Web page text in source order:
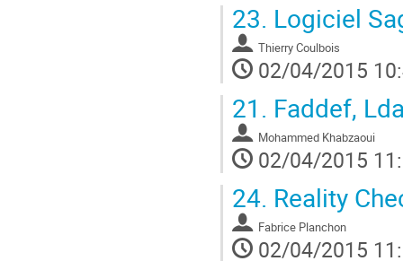
23. Logiciel
Thierry Coulbois
02/04/2015
21. Faddef,
Mohammed Khabzaoui
02/04/2015
24. Reality
Fabrice Planchon
02/04/2015